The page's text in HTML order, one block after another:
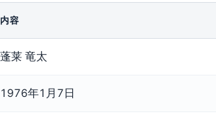
内容
蓬莱 竜太
1976年1月7日